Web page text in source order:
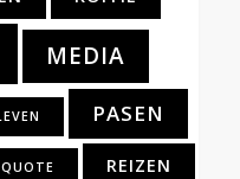
MEDIA
PASEN
QUOTE REIZEN